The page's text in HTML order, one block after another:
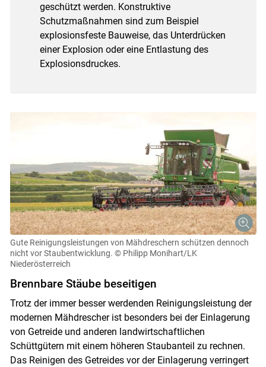
geschützt werden. Konstruktive
Schutzmaßnahmen sind zum Beispiel
explosionsfeste Bauweise, das Unterdrücken
einer Explosion oder eine Entlastung des
Explosionsdruckes.
Gute Reinigungsleistungen von Mähdreschern schützen dennoch
nicht vor Staubentwicklung. © Philipp Monihart/LK
Niederösterreich
Brennbare Stäube beseitigen
Trotz der immer besser werdenden Reinigungsleistung der
modernen Mähdrescher ist besonders bei der Einlagerung
von Getreide und anderen landwirtschaftlichen
Schüttgütern mit einem höheren Staubanteil zu rechnen.
Das Reinigen des Getreides vor der Einlagerung verringert